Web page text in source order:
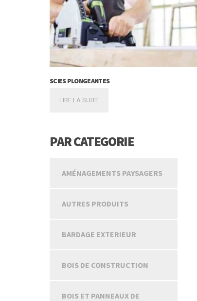
SCIES PLONGEANTES
LIRE LA SUITE
PAR CATEGORIE
AMÉNAGEMENTS PAYSAGERS
AUTRES PRODUITS
BARDAGE EXTERIEUR
BOIS DE CONSTRUCTION
BOIS ET PANNEAUX DE